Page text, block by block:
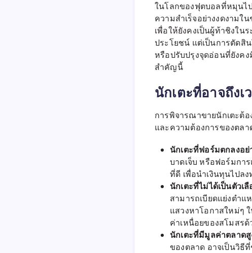
ในโลกของฟุตบอลที่หมุนไ
ความสำเร็จอย่างงดงามใ
เพื่อให้ยังคงเป็นผู้ท้าชิงใน
ประโยชน์ แต่เป็นการตัดสิ
หรือปรับปรุงจุดอ่อนที่ยังคง
สำคัญนี้
นักเตะที่อาจถึง
การพิจารณาขายนักเตะต้
และความต้องการของตล
นักเตะที่ฟอร์มตกลงอย่
บาดเจ็บ หรือฟอร์มกา
ที่ดี เพื่อนำเงินทุนไปล
นักเตะที่ไม่ได้เป็นตัวเ
สามารถเบียดแย่งตำแ
แสวงหาโอกาสใหม่ๆ
ค่าเหนื่อยของสโมสรด้
นักเตะที่มีมูลค่าตลาด
ของตลาด อาจเป็นวิธี